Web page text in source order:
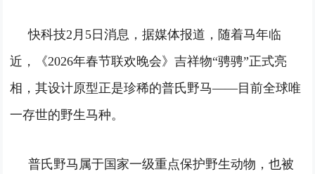
快科技2月5日消息，据媒体报道，随着马年临
近，《2026年春节联欢晚会》吉祥物“骋骋”正式亮
相，其设计原型正是珍稀的普氏野马——目前全球唯
一存世的野生马种。
普氏野马属于国家一级重点保护野生动物，也被